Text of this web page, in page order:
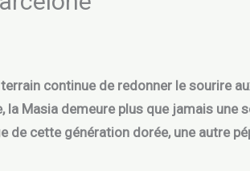
continue de redonner le sourire
la Masia demeure plus que jamais une
de cette génération dorée, une autre